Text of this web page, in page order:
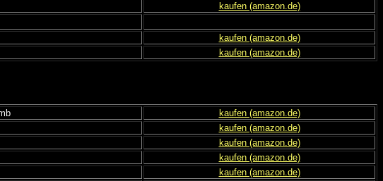
kaufen (amazon.de)
kaufen (amazon.de)
kaufen (amazon.de)
kaufen (amazon.de)
kaufen (amazon.de)
kaufen (amazon.de)
kaufen (amazon.de)
kaufen (amazon.de)